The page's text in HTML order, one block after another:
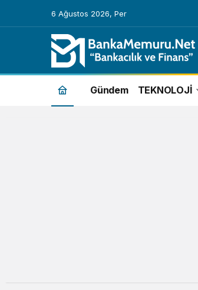
6 Ağustos 2026, Per
Srebrenitsa
Haberleri
Gündem TEKNOLOJİ